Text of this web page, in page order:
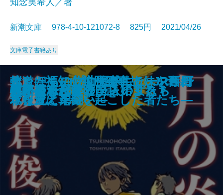
ダーク・マテリアルズII 神秘の
短剣〔上〕
ダーク・マテリアルズII 神秘の
短剣〔下〕
全裸監督―村西とおる伝―
吃音―伝えられないもどかしさ―
雪ぐ人―「冤罪弁護士」今村核の
挑戦―
ルポ川崎
文豪の凄い語彙力
大奥づとめ―よろずおつとめ申し
候―
どうやらオレたち、いずれ死ぬっ
つーじゃないですか
ひとつむぎの手
知念実希人／著
新潮文庫 978-4-10-121072-8 825円 2021/04/26
文庫電子書籍あり
月の炎
僕とぼく―佐世保事件で妹を奪わ
れた兄と弟―
ウィステリアと三人の女たち
デイジー・ミラー
死に至る恋は嘘から始まる
心が折れた夜のプレイリスト
流転の海 読本
オレたちのプロ野球ニュース―野
球報道に革命を起こした者たち―
物語を忘れた外国語
軌道―福知山線脱線事故 JR西日
本を変えた闘い―